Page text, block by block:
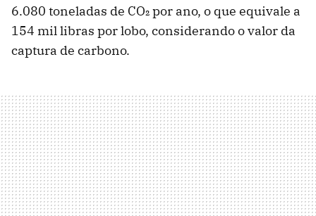
6.080 toneladas de CO₂ por ano, o que equivale a
154 mil libras por lobo, considerando o valor da
captura de carbono.